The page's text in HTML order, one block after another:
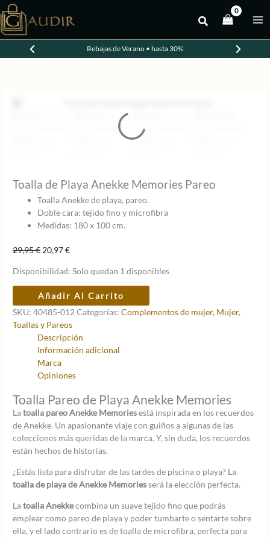
al
contenido
Rebajas de Verano • hasta 30%
-30%
Toalla de Playa Anekke Memories Pareo
Toalla Anekke de playa, pareo.
Doble cara: tejido fino y microfibra
Medidas: 180 x 100 cm.
29,95€ El
original
era:
29,95 €.
20,97€El
actual
es:
20,97 €.
Disponibilidad: Solo quedan 1 disponibles
de
Playa
Anekke
Memories
cantidad
Añadir Al Carrito
SKU:40485-012 Categorías:Complementos de mujer, Mujer,
Toallas y Pareos
Descripción
Información adicional
Marca
Opiniones
Toalla Pareo de Playa Anekke Memories
Latoalla pareo Anekke Memoriesestá inspirada en los recuerdos
de Anekke. Un apasionante viaje con guiños a algunas de las
colecciones más queridas de la marca. Y, sin duda, los recuerdos
están hechos de historias.
¿Estás lista para disfrutar de las tardes de piscina o playa? La
toalla de playa de Anekke Memoriesserá la elección perfecta.
Latoalla Anekkecombina un suave tejido fino que podrás
emplear como pareo de playa y poder tumbarte o sentarte sobre
ella, y el lado contrario es de toalla de microfibra, perfecta para